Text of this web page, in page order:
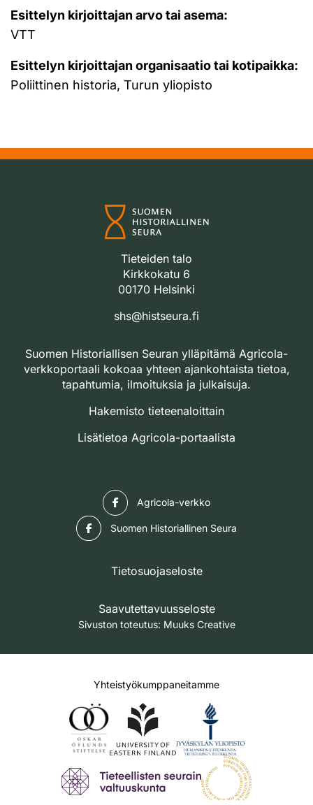
Esittelyn kirjoittajan arvo tai asema:
VTT
Esittelyn kirjoittajan organisaatio tai kotipaikka:
Poliittinen historia, Turun yliopisto
Tieteiden talo
Kirkkokatu 6
00170 Helsinki
shs@histseura.fi
Suomen Historiallisen Seuran ylläpitämä Agricola-
verkkoportaali kokoaa yhteen ajankohtaista tietoa,
tapahtumia, ilmoituksia ja julkaisuja.
Hakemisto tieteenaloittain
Lisätietoa Agricola-portaalista
Agricola-verkko
Suomen Historiallinen Seura
Tietosuojaseloste
Saavutettavuusseloste
Sivuston toteutus: Muuks Creative
Yhteistyökumppaneitamme